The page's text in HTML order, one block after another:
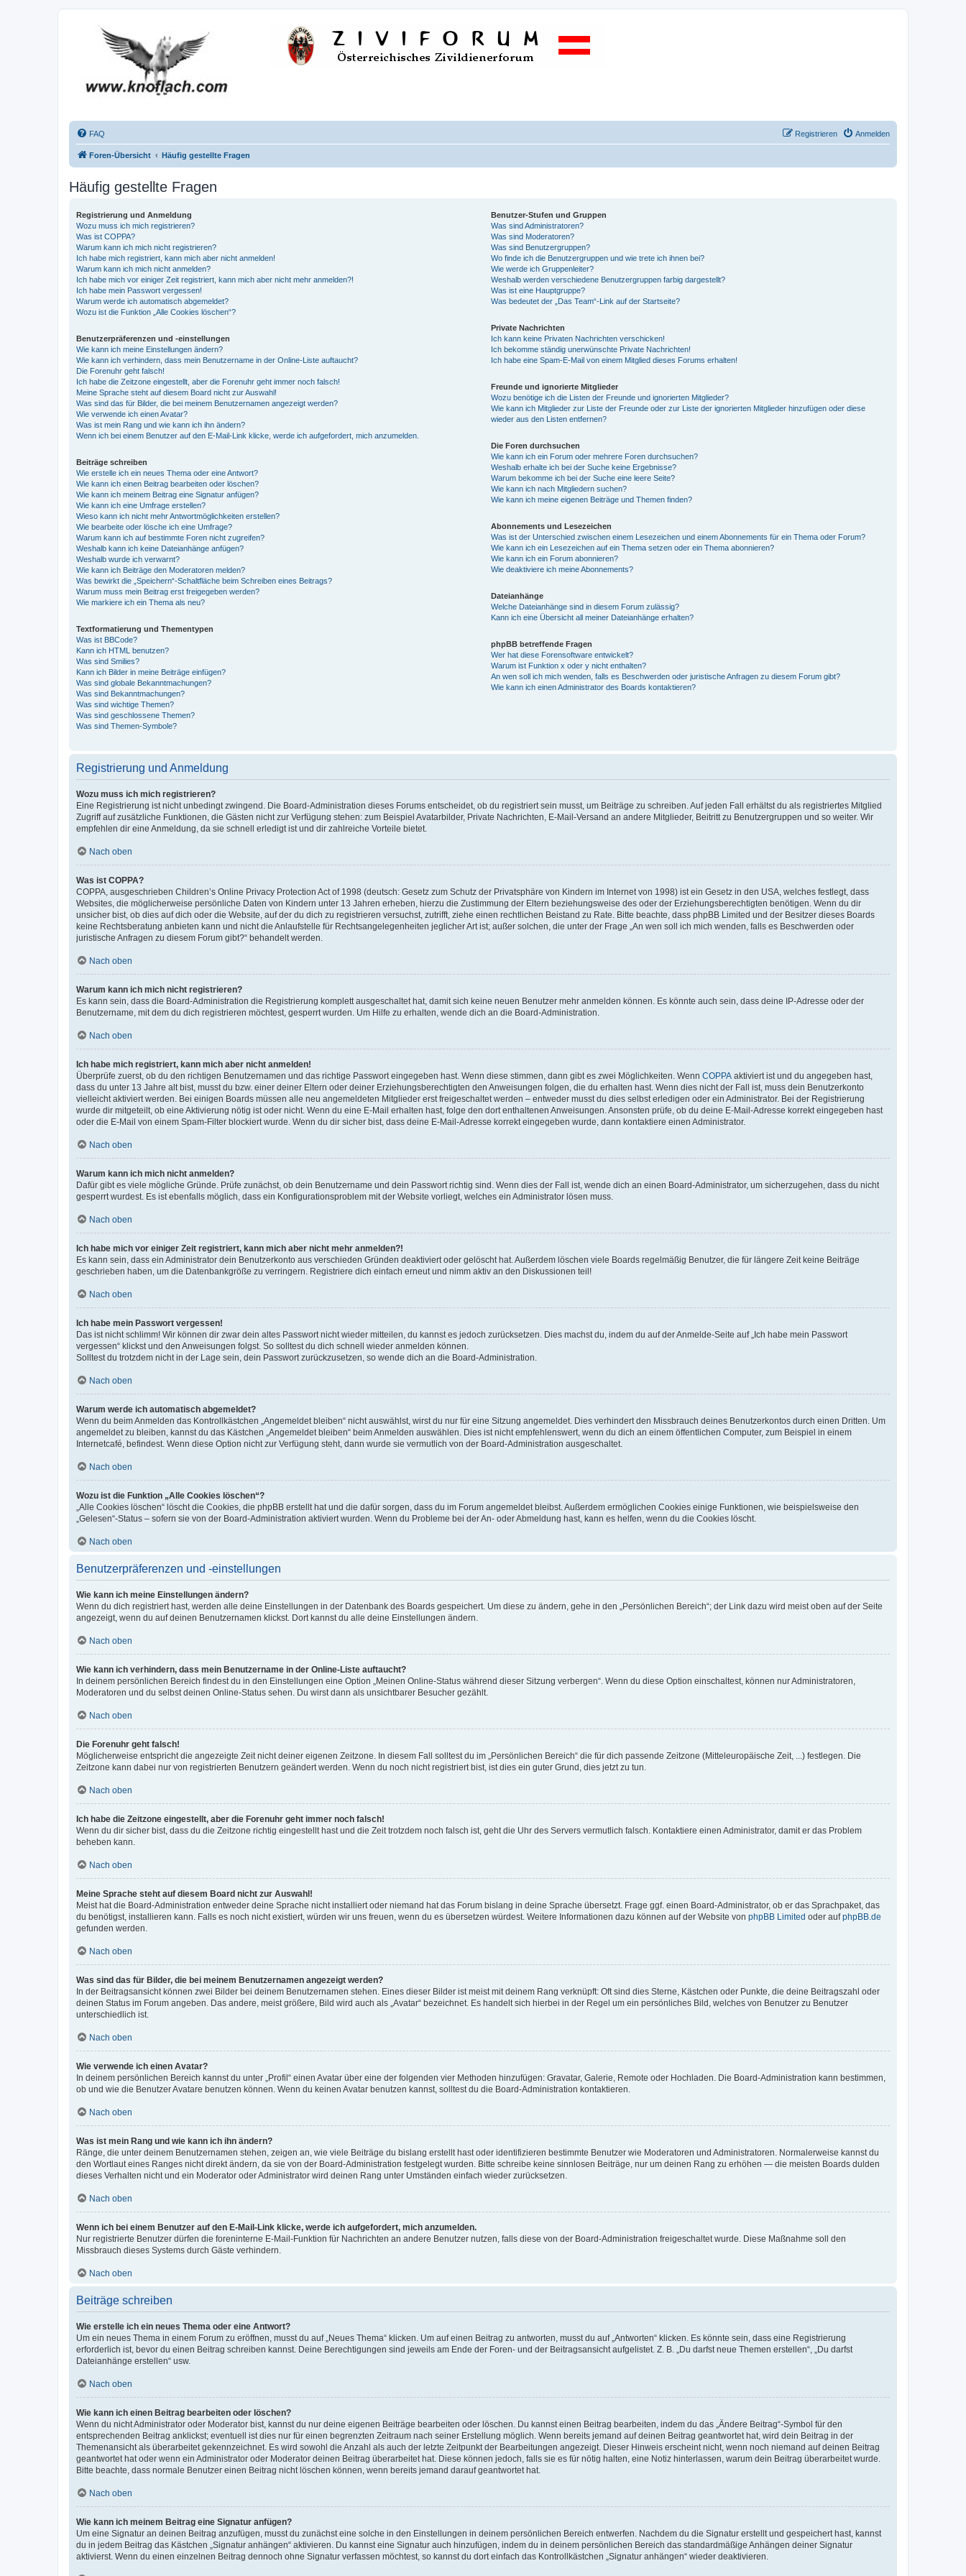
FAQ Anmelden
Registrieren
Foren-Übersicht Häufig gestellte Fragen
Häufig gestellte Fragen
Registrierung und Anmeldung
Wozu muss ich mich registrieren?
Was ist COPPA?
Warum kann ich mich nicht registrieren?
Ich habe mich registriert, kann mich aber nicht anmelden!
Warum kann ich mich nicht anmelden?
Ich habe mich vor einiger Zeit registriert, kann mich aber nicht mehr anmelden?!
Ich habe mein Passwort vergessen!
Warum werde ich automatisch abgemeldet?
Wozu ist die Funktion „Alle Cookies löschen“?
Benutzerpräferenzen und -einstellungen
Wie kann ich meine Einstellungen ändern?
Wie kann ich verhindern, dass mein Benutzername in der Online-Liste auftaucht?
Die Forenuhr geht falsch!
Ich habe die Zeitzone eingestellt, aber die Forenuhr geht immer noch falsch!
Meine Sprache steht auf diesem Board nicht zur Auswahl!
Was sind das für Bilder, die bei meinem Benutzernamen angezeigt werden?
Wie verwende ich einen Avatar?
Was ist mein Rang und wie kann ich ihn ändern?
Wenn ich bei einem Benutzer auf den E-Mail-Link klicke, werde ich aufgefordert, mich anzumelden.
Beiträge schreiben
Wie erstelle ich ein neues Thema oder eine Antwort?
Wie kann ich einen Beitrag bearbeiten oder löschen?
Wie kann ich meinem Beitrag eine Signatur anfügen?
Wie kann ich eine Umfrage erstellen?
Wieso kann ich nicht mehr Antwortmöglichkeiten erstellen?
Wie bearbeite oder lösche ich eine Umfrage?
Warum kann ich auf bestimmte Foren nicht zugreifen?
Weshalb kann ich keine Dateianhänge anfügen?
Weshalb wurde ich verwarnt?
Wie kann ich Beiträge den Moderatoren melden?
Was bewirkt die „Speichern“-Schaltfläche beim Schreiben eines Beitrags?
Warum muss mein Beitrag erst freigegeben werden?
Wie markiere ich ein Thema als neu?
Textformatierung und Thementypen
Was ist BBCode?
Kann ich HTML benutzen?
Was sind Smilies?
Kann ich Bilder in meine Beiträge einfügen?
Was sind globale Bekanntmachungen?
Was sind Bekanntmachungen?
Was sind wichtige Themen?
Was sind geschlossene Themen?
Was sind Themen-Symbole?
Benutzer-Stufen und Gruppen
Was sind Administratoren?
Was sind Moderatoren?
Was sind Benutzergruppen?
Wo finde ich die Benutzergruppen und wie trete ich ihnen bei?
Wie werde ich Gruppenleiter?
Weshalb werden verschiedene Benutzergruppen farbig dargestellt?
Was ist eine Hauptgruppe?
Was bedeutet der „Das Team“-Link auf der Startseite?
Private Nachrichten
Ich kann keine Privaten Nachrichten verschicken!
Ich bekomme ständig unerwünschte Private Nachrichten!
Ich habe eine Spam-E-Mail von einem Mitglied dieses Forums erhalten!
Freunde und ignorierte Mitglieder
Wozu benötige ich die Listen der Freunde und ignorierten Mitglieder?
Wie kann ich Mitglieder zur Liste der Freunde oder zur Liste der ignorierten Mitglieder hinzufügen oder diese
wieder aus den Listen entfernen?
Die Foren durchsuchen
Wie kann ich ein Forum oder mehrere Foren durchsuchen?
Weshalb erhalte ich bei der Suche keine Ergebnisse?
Warum bekomme ich bei der Suche eine leere Seite?
Wie kann ich nach Mitgliedern suchen?
Wie kann ich meine eigenen Beiträge und Themen finden?
Abonnements und Lesezeichen
Was ist der Unterschied zwischen einem Lesezeichen und einem Abonnements für ein Thema oder Forum?
Wie kann ich ein Lesezeichen auf ein Thema setzen oder ein Thema abonnieren?
Wie kann ich ein Forum abonnieren?
Wie deaktiviere ich meine Abonnements?
Dateianhänge
Welche Dateianhänge sind in diesem Forum zulässig?
Kann ich eine Übersicht all meiner Dateianhänge erhalten?
phpBB betreffende Fragen
Wer hat diese Forensoftware entwickelt?
Warum ist Funktion x oder y nicht enthalten?
An wen soll ich mich wenden, falls es Beschwerden oder juristische Anfragen zu diesem Forum gibt?
Wie kann ich einen Administrator des Boards kontaktieren?
Registrierung und Anmeldung
Wozu muss ich mich registrieren?
Eine Registrierung ist nicht unbedingt zwingend. Die Board-Administration dieses Forums entscheidet, ob du registriert sein musst, um Beiträge zu schreiben. Auf jeden Fall erhältst du als registriertes Mitglied
Zugriff auf zusätzliche Funktionen, die Gästen nicht zur Verfügung stehen: zum Beispiel Avatarbilder, Private Nachrichten, E-Mail-Versand an andere Mitglieder, Beitritt zu Benutzergruppen und so weiter. Wir
empfehlen dir eine Anmeldung, da sie schnell erledigt ist und dir zahlreiche Vorteile bietet.
Nach oben
Was ist COPPA?
COPPA, ausgeschrieben Children’s Online Privacy Protection Act of 1998 (deutsch: Gesetz zum Schutz der Privatsphäre von Kindern im Internet von 1998) ist ein Gesetz in den USA, welches festlegt, dass
Websites, die möglicherweise persönliche Daten von Kindern unter 13 Jahren erheben, hierzu die Zustimmung der Eltern beziehungsweise des oder der Erziehungsberechtigten benötigen. Wenn du dir
unsicher bist, ob dies auf dich oder die Website, auf der du dich zu registrieren versuchst, zutrifft, ziehe einen rechtlichen Beistand zu Rate. Bitte beachte, dass phpBB Limited und der Besitzer dieses Boards
keine Rechtsberatung anbieten kann und nicht die Anlaufstelle für Rechtsangelegenheiten jeglicher Art ist; außer solchen, die unter der Frage „An wen soll ich mich wenden, falls es Beschwerden oder
juristische Anfragen zu diesem Forum gibt?“ behandelt werden.
Nach oben
Warum kann ich mich nicht registrieren?
Es kann sein, dass die Board-Administration die Registrierung komplett ausgeschaltet hat, damit sich keine neuen Benutzer mehr anmelden können. Es könnte auch sein, dass deine IP-Adresse oder der
Benutzername, mit dem du dich registrieren möchtest, gesperrt wurden. Um Hilfe zu erhalten, wende dich an die Board-Administration.
Nach oben
Ich habe mich registriert, kann mich aber nicht anmelden!
Überprüfe zuerst, ob du den richtigen Benutzernamen und das richtige Passwort eingegeben hast. Wenn diese stimmen, dann gibt es zwei Möglichkeiten. Wenn COPPA aktiviert ist und du angegeben hast,
dass du unter 13 Jahre alt bist, musst du bzw. einer deiner Eltern oder deiner Erziehungsberechtigten den Anweisungen folgen, die du erhalten hast. Wenn dies nicht der Fall ist, muss dein Benutzerkonto
vielleicht aktiviert werden. Bei einigen Boards müssen alle neu angemeldeten Mitglieder erst freigeschaltet werden – entweder musst du dies selbst erledigen oder ein Administrator. Bei der Registrierung
wurde dir mitgeteilt, ob eine Aktivierung nötig ist oder nicht. Wenn du eine E-Mail erhalten hast, folge den dort enthaltenen Anweisungen. Ansonsten prüfe, ob du deine E-Mail-Adresse korrekt eingegeben hast
oder die E-Mail von einem Spam-Filter blockiert wurde. Wenn du dir sicher bist, dass deine E-Mail-Adresse korrekt eingegeben wurde, dann kontaktiere einen Administrator.
Nach oben
Warum kann ich mich nicht anmelden?
Dafür gibt es viele mögliche Gründe. Prüfe zunächst, ob dein Benutzername und dein Passwort richtig sind. Wenn dies der Fall ist, wende dich an einen Board-Administrator, um sicherzugehen, dass du nicht
gesperrt wurdest. Es ist ebenfalls möglich, dass ein Konfigurationsproblem mit der Website vorliegt, welches ein Administrator lösen muss.
Nach oben
Ich habe mich vor einiger Zeit registriert, kann mich aber nicht mehr anmelden?!
Es kann sein, dass ein Administrator dein Benutzerkonto aus verschieden Gründen deaktiviert oder gelöscht hat. Außerdem löschen viele Boards regelmäßig Benutzer, die für längere Zeit keine Beiträge
geschrieben haben, um die Datenbankgröße zu verringern. Registriere dich einfach erneut und nimm aktiv an den Diskussionen teil!
Nach oben
Ich habe mein Passwort vergessen!
Das ist nicht schlimm! Wir können dir zwar dein altes Passwort nicht wieder mitteilen, du kannst es jedoch zurücksetzen. Dies machst du, indem du auf der Anmelde-Seite auf „Ich habe mein Passwort
vergessen“ klickst und den Anweisungen folgst. So solltest du dich schnell wieder anmelden können.
Solltest du trotzdem nicht in der Lage sein, dein Passwort zurückzusetzen, so wende dich an die Board-Administration.
Nach oben
Warum werde ich automatisch abgemeldet?
Wenn du beim Anmelden das Kontrollkästchen „Angemeldet bleiben“ nicht auswählst, wirst du nur für eine Sitzung angemeldet. Dies verhindert den Missbrauch deines Benutzerkontos durch einen Dritten. Um
angemeldet zu bleiben, kannst du das Kästchen „Angemeldet bleiben“ beim Anmelden auswählen. Dies ist nicht empfehlenswert, wenn du dich an einem öffentlichen Computer, zum Beispiel in einem
Internetcafé, befindest. Wenn diese Option nicht zur Verfügung steht, dann wurde sie vermutlich von der Board-Administration ausgeschaltet.
Nach oben
Wozu ist die Funktion „Alle Cookies löschen“?
„Alle Cookies löschen“ löscht die Cookies, die phpBB erstellt hat und die dafür sorgen, dass du im Forum angemeldet bleibst. Außerdem ermöglichen Cookies einige Funktionen, wie beispielsweise den
„Gelesen“-Status – sofern sie von der Board-Administration aktiviert wurden. Wenn du Probleme bei der An- oder Abmeldung hast, kann es helfen, wenn du die Cookies löscht.
Nach oben
Benutzerpräferenzen und -einstellungen
Wie kann ich meine Einstellungen ändern?
Wenn du dich registriert hast, werden alle deine Einstellungen in der Datenbank des Boards gespeichert. Um diese zu ändern, gehe in den „Persönlichen Bereich“; der Link dazu wird meist oben auf der Seite
angezeigt, wenn du auf deinen Benutzernamen klickst. Dort kannst du alle deine Einstellungen ändern.
Nach oben
Wie kann ich verhindern, dass mein Benutzername in der Online-Liste auftaucht?
In deinem persönlichen Bereich findest du in den Einstellungen eine Option „Meinen Online-Status während dieser Sitzung verbergen“. Wenn du diese Option einschaltest, können nur Administratoren,
Moderatoren und du selbst deinen Online-Status sehen. Du wirst dann als unsichtbarer Besucher gezählt.
Nach oben
Die Forenuhr geht falsch!
Möglicherweise entspricht die angezeigte Zeit nicht deiner eigenen Zeitzone. In diesem Fall solltest du im „Persönlichen Bereich“ die für dich passende Zeitzone (Mitteleuropäische Zeit, ...) festlegen. Die
Zeitzone kann dabei nur von registrierten Benutzern geändert werden. Wenn du noch nicht registriert bist, ist dies ein guter Grund, dies jetzt zu tun.
Nach oben
Ich habe die Zeitzone eingestellt, aber die Forenuhr geht immer noch falsch!
Wenn du dir sicher bist, dass du die Zeitzone richtig eingestellt hast und die Zeit trotzdem noch falsch ist, geht die Uhr des Servers vermutlich falsch. Kontaktiere einen Administrator, damit er das Problem
beheben kann.
Nach oben
Meine Sprache steht auf diesem Board nicht zur Auswahl!
Meist hat die Board-Administration entweder deine Sprache nicht installiert oder niemand hat das Forum bislang in deine Sprache übersetzt. Frage ggf. einen Board-Administrator, ob er das Sprachpaket, das
du benötigst, installieren kann. Falls es noch nicht existiert, würden wir uns freuen, wenn du es übersetzen würdest. Weitere Informationen dazu können auf der Website von phpBB Limited oder aufphpBB.de
gefunden werden.
Nach oben
Was sind das für Bilder, die bei meinem Benutzernamen angezeigt werden?
In der Beitragsansicht können zwei Bilder bei deinem Benutzernamen stehen. Eines dieser Bilder ist meist mit deinem Rang verknüpft: Oft sind dies Sterne, Kästchen oder Punkte, die deine Beitragszahl oder
deinen Status im Forum angeben. Das andere, meist größere, Bild wird auch als „Avatar“ bezeichnet. Es handelt sich hierbei in der Regel um ein persönliches Bild, welches von Benutzer zu Benutzer
unterschiedlich ist.
Nach oben
Wie verwende ich einen Avatar?
In deinem persönlichen Bereich kannst du unter „Profil“ einen Avatar über eine der folgenden vier Methoden hinzufügen: Gravatar, Galerie, Remote oder Hochladen. Die Board-Administration kann bestimmen,
ob und wie die Benutzer Avatare benutzen können. Wenn du keinen Avatar benutzen kannst, solltest du die Board-Administration kontaktieren.
Nach oben
Was ist mein Rang und wie kann ich ihn ändern?
Ränge, die unter deinem Benutzernamen stehen, zeigen an, wie viele Beiträge du bislang erstellt hast oder identifizieren bestimmte Benutzer wie Moderatoren und Administratoren. Normalerweise kannst du
den Wortlaut eines Ranges nicht direkt ändern, da sie von der Board-Administration festgelegt wurden. Bitte schreibe keine sinnlosen Beiträge, nur um deinen Rang zu erhöhen — die meisten Boards dulden
dieses Verhalten nicht und ein Moderator oder Administrator wird deinen Rang unter Umständen einfach wieder zurücksetzen.
Nach oben
Wenn ich bei einem Benutzer auf den E-Mail-Link klicke, werde ich aufgefordert, mich anzumelden.
Nur registrierte Benutzer dürfen die foreninterne E-Mail-Funktion für Nachrichten an andere Benutzer nutzen, falls diese von der Board-Administration freigeschaltet wurde. Diese Maßnahme soll den
Missbrauch dieses Systems durch Gäste verhindern.
Nach oben
Beiträge schreiben
Wie erstelle ich ein neues Thema oder eine Antwort?
Um ein neues Thema in einem Forum zu eröffnen, musst du auf „Neues Thema“ klicken. Um auf einen Beitrag zu antworten, musst du auf „Antworten“ klicken. Es könnte sein, dass eine Registrierung
erforderlich ist, bevor du einen Beitrag schreiben kannst. Deine Berechtigungen sind jeweils am Ende der Foren- und der Beitragsansicht aufgelistet. Z. B. „Du darfst neue Themen erstellen“, „Du darfst
Dateianhänge erstellen“ usw.
Nach oben
Wie kann ich einen Beitrag bearbeiten oder löschen?
Wenn du nicht Administrator oder Moderator bist, kannst du nur deine eigenen Beiträge bearbeiten oder löschen. Du kannst einen Beitrag bearbeiten, indem du das „Ändere Beitrag“-Symbol für den
entsprechenden Beitrag anklickst; eventuell ist dies nur für einen begrenzten Zeitraum nach seiner Erstellung möglich. Wenn bereits jemand auf deinen Beitrag geantwortet hat, wird dein Beitrag in der
Themenansicht als überarbeitet gekennzeichnet. Es wird sowohl die Anzahl als auch der letzte Zeitpunkt der Bearbeitungen angezeigt. Dieser Hinweis erscheint nicht, wenn noch niemand auf deinen Beitrag
geantwortet hat oder wenn ein Administrator oder Moderator deinen Beitrag überarbeitet hat. Diese können jedoch, falls sie es für nötig halten, eine Notiz hinterlassen, warum dein Beitrag überarbeitet wurde.
Bitte beachte, dass normale Benutzer einen Beitrag nicht löschen können, wenn bereits jemand darauf geantwortet hat.
Nach oben
Wie kann ich meinem Beitrag eine Signatur anfügen?
Um eine Signatur an deinen Beitrag anzufügen, musst du zunächst eine solche in den Einstellungen in deinem persönlichen Bereich entwerfen. Nachdem du die Signatur erstellt und gespeichert hast, kannst
du in jedem Beitrag das Kästchen „Signatur anhängen“ aktivieren. Du kannst eine Signatur auch hinzufügen, indem du in deinem persönlichen Bereich das standardmäßige Anhängen deiner Signatur
aktivierst. Wenn du einen einzelnen Beitrag dennoch ohne Signatur verfassen möchtest, so kannst du dort einfach das Kontrollkästchen „Signatur anhängen“ wieder deaktivieren.